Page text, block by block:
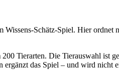
Schätz-Spiel. Hier ordnet
200 Tierarten. Die Tierauswahl ist
das Spiel – und wird nicht